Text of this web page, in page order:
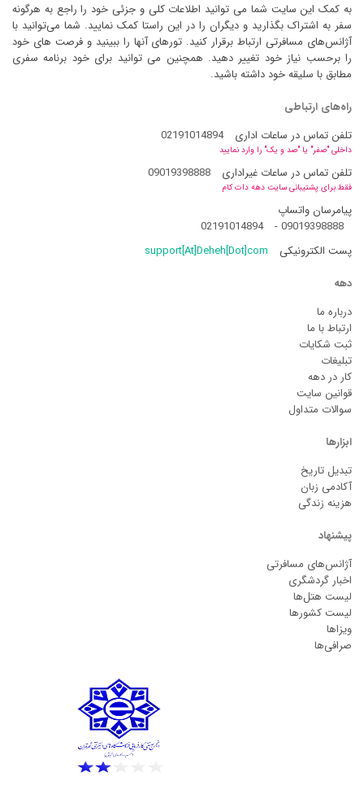
به کمک این سایت شما می توانید اطلاعات کلی و جزئی خود را راجع به هرگونه
سفر به اشتراک بگذارید و دیگران را در این راستا کمک نمایید. شما می‌توانید با
آژانس‌های مسافرتی ارتباط برقرار کنید. تورهای آنها را ببینید و فرصت های خود
را برحسب نیاز خود تغییر دهید. همچنین می توانید برای خود برنامه سفری
مطابق با سلیقه خود داشته باشید.
راه‌های ارتباطی
تلفن تماس در ساعات اداری
02191014894
داخلی "صفر" یا "صد و یک" را وارد نمایید
تلفن تماس در ساعات غیراداری 09019398888
فقط برای پشتیبانی سایت دهه دات کام
پیامرسان واتساپ
09019398888
-
02191014894
پست الکترونیکی
support[At]Deheh[Dot]com
دهه
درباره ما
ارتباط با ما
ثبت شکایات
تبلیغات
کار در دهه
قوانین سایت
سوالات متداول
ابزارها
تبدیل تاریخ
آکادمی زبان
هزینه زندگی
پیشنهاد
آژانس‌های مسافرتی
اخبار گردشگری
لیست هتل‌ها
لیست کشورها
ویزاها
صرافی‌ها